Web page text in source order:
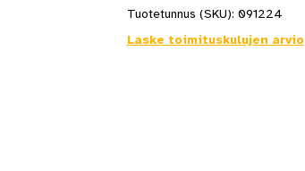
Tuotetunnus (SKU): 091224
Laske toimituskulujen arvio